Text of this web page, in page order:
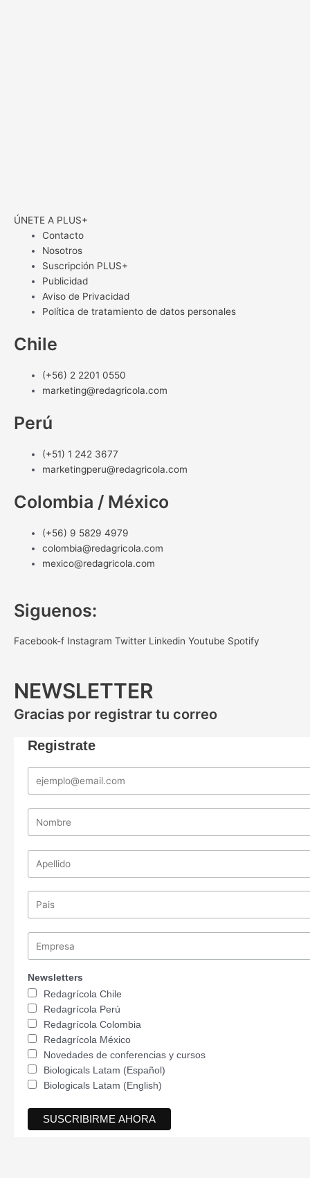
ÚNETE A PLUS+
Contacto
Nosotros
Suscripción PLUS+
Publicidad
Aviso de Privacidad
Política de tratamiento de datos personales
Chile
(+56) 2 2201 0550
marketing@redagricola.com
Perú
(+51) 1 242 3677
marketingperu@redagricola.com
Colombia / México
(+56) 9 5829 4979
colombia@redagricola.com
mexico@redagricola.com
Siguenos:
Facebook-f Instagram Twitter Linkedin Youtube Spotify
NEWSLETTER
Gracias por registrar tu correo
Registrate
Newsletters
Redagrícola Chile
Redagrícola Perú
Redagrícola Colombia
Redagrícola México
Novedades de conferencias y cursos
Biologicals Latam (Español)
Biologicals Latam (English)